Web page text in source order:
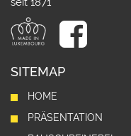
SITEMAP
HOME
PRÄSENTATION